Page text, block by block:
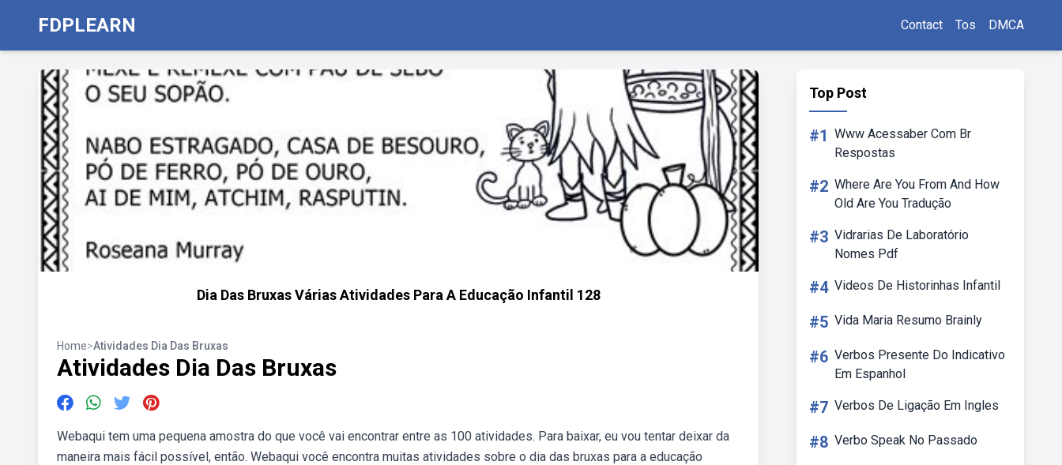
FDPLEARN Contact Tos DMCA
Dia Das Bruxas Várias Atividades Para A Educação Infantil 128
Home>Atividades Dia Das Bruxas
Atividades Dia Das Bruxas
Webaqui tem uma pequena amostra do que você vai encontrar entre as 100 atividades. Para baixar, eu vou tentar deixar da
maneira mais fácil possível, então. Webaqui você encontra muitas atividades sobre o dia das bruxas para a educação
Top Post
#1 Www Acessaber Com Br
Respostas
#2 Where Are You From And How
Old Are You Tradução
#3 Vidrarias De Laboratório
Nomes Pdf
#4 Videos De Historinhas Infantil
#5 Vida Maria Resumo Brainly
#6 Verbos Presente Do Indicativo
Em Espanhol
#7 Verbos De Ligação Em Ingles
#8 Verbo Speak No Passado